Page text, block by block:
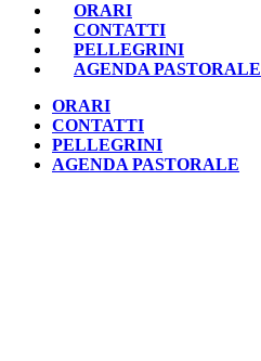
ORARI
CONTATTI
PELLEGRINI
AGENDA PASTORALE
ORARI
CONTATTI
PELLEGRINI
AGENDA PASTORALE